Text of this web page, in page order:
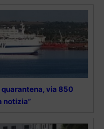
via 850
notizia”